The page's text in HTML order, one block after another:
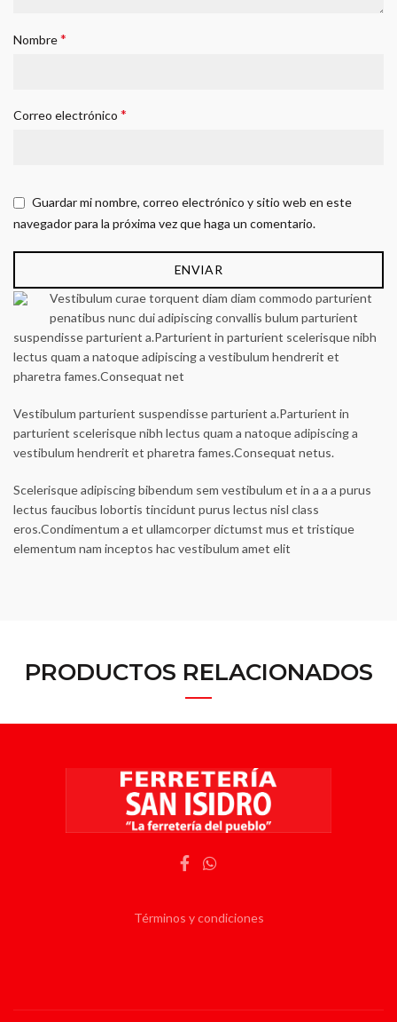
Nombre*
Correo electrónico *
Guardar mi nombre, correo electrónico y sitio web en este
navegador para la próxima vez que haga un comentario.
Vestibulum curae torquent diam diam commodo parturient
penatibus nunc dui adipiscing convallis bulum parturient
suspendisse parturient a.Parturient in parturient scelerisque nibh
lectus quam a natoque adipiscing a vestibulum hendrerit et
pharetra fames.Consequat net
Vestibulum parturient suspendisse parturient a.Parturient in
parturient scelerisque nibh lectus quam a natoque adipiscing a
vestibulum hendrerit et pharetra fames.Consequat netus.
Scelerisque adipiscing bibendum sem vestibulum et in a a a purus
lectus faucibus lobortis tincidunt purus lectus nisl class
eros.Condimentum a et ullamcorper dictumst mus et tristique
elementum nam inceptos hac vestibulum amet elit
PRODUCTOS RELACIONADOS
Términos y condiciones